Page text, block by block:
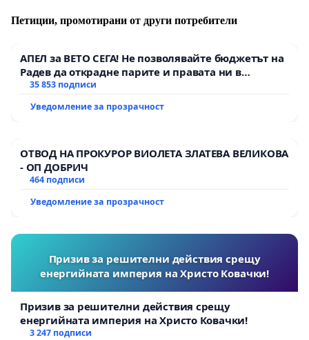
Петиции, промотирани от други потребители
АПЕЛ за ВЕТО СЕГА! Не позволявайте бюджетът на
Радев да открадне парите и правата ни в
тъмното
35 853 подписи
Уведомление за прозрачност
ОТВОД НА ПРОКУРОР ВИОЛЕТА ЗЛАТЕВА ВЕЛИКОВА
- ОП ДОБРИЧ
464 подписи
Уведомление за прозрачност
Призив за решителни действия срещу
енергийната империя на Христо Ковачки!
Призив за решителни действия срещу
енергийната империя на Христо Ковачки!
3 247 подписи